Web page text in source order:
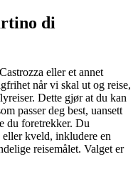
di
eller et annet
når vi skal ut og reise,
Dette gjør at du kan
passer deg best, uansett
du foretrekker. Du
kveld, inkludere en
reisemålet. Valget er